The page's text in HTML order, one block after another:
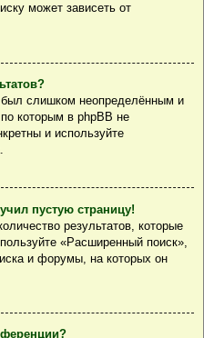
может зависеть от
слишком неопределённым и
которым в phpBB не
и используйте
пустую страницу!
результатов, которые
«Расширенный поиск»,
и форумы, на которых он